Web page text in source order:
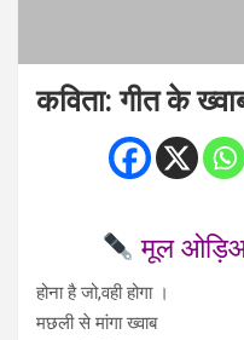
कविता: गीत के
मूल
होना है जो,वही होगा ।
मछली से मांगा ख्वाब